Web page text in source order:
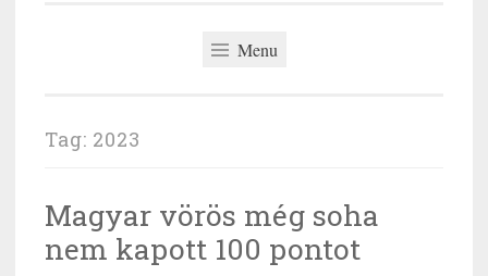
Menu
Tag: 2023
Magyar vörös még soha
nem kapott 100 pontot